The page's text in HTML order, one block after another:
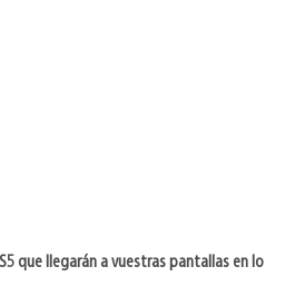
que llegarán a vuestras pantallas en lo